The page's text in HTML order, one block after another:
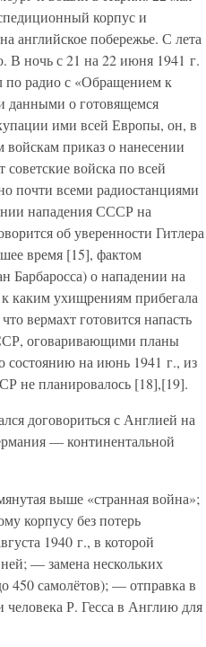
корпус и
английское побережье. С лета
В ночь с 21 на 22 июня 1941 г.
по радио с «Обращением к
данными о готовящемся
ими всей Европы, он, в
войскам приказ о нанесении
войска по всей
почти всеми радиостанциями
нападения СССР на
об уверенности Гитлера
время [15], фактом
Барбаросса) о нападении на
каким ухищрениям прибегала
вермахт готовится напасть
оговаривающими планы
состоянию на июнь 1941 г., из
не планировалось [18],[19].
договориться с Англией на
— континентальной
выше «странная война»;
корпусу без потерь
1940 г., в которой
— замена нескольких
450 самолётов); — отправка в
человека Р. Гесса в Англию для